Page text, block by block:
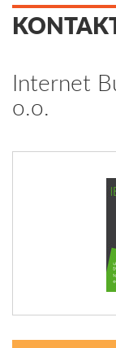
Internet
o.o.